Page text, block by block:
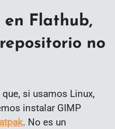
en Flathub,
no
si usamos Linux,
instalar GIMP
. No es un